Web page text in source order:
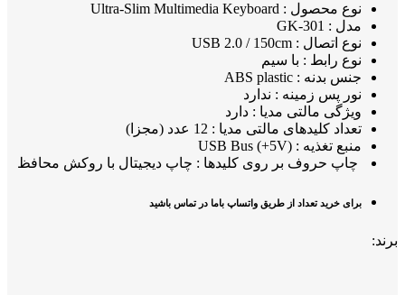
نوع محصول : Ultra-Slim Multimedia Keyboard
مدل : GK-301
نوع اتصال : USB 2.0 / 150cm
نوع رابط : با سیم
جنس بدنه : ABS plastic
نور پس زمینه : ندارد
ویژگی مالتی مدیا : دارد
تعداد کلیدهای مالتی مدیا : 12 عدد (مجزا)
منبع تغذیه : (USB Bus (+5V
چاپ حروف بر روی کلیدها : چاپ دیجیتال با روکش محافظ
برای خرید تعداد از طریق واتساپ باما در تماس باشید
برند: